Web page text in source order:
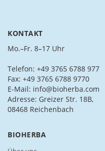
S
i
s
i
c
h
f
u
KONTAKT
Mo.–Fr. 8–17 Uhr
Telefon: +49 3765 6788 977
Fax: +49 3765 6788 9770
E-Mail: info@bioherba.com
Adresse: Greizer Str. 18B,
08468 Reichenbach
BIOHERBA